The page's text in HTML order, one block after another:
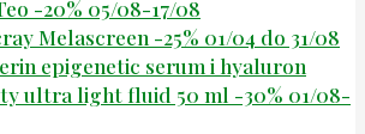
-20% 05/08-17/08
Melascreen -25% 01/04 do 31/08
epigenetic serum i hyaluron
ultra light fluid 50 ml -30% 01/08-